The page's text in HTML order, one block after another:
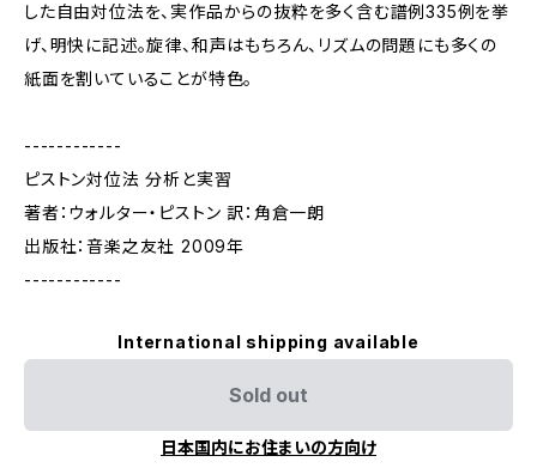
した自由対位法を、実作品からの抜粋を多く含む譜例335例を挙
げ、明快に記述。旋律、和声はもちろん、リズムの問題にも多くの
紙面を割いていることが特色。
------------
ピストン対位法 分析と実習
著者：ウォルター・ピストン 訳：角倉一朗
出版社：音楽之友社 2009年
------------
International shipping available
Sold out
日本国内にお住まいの方向け